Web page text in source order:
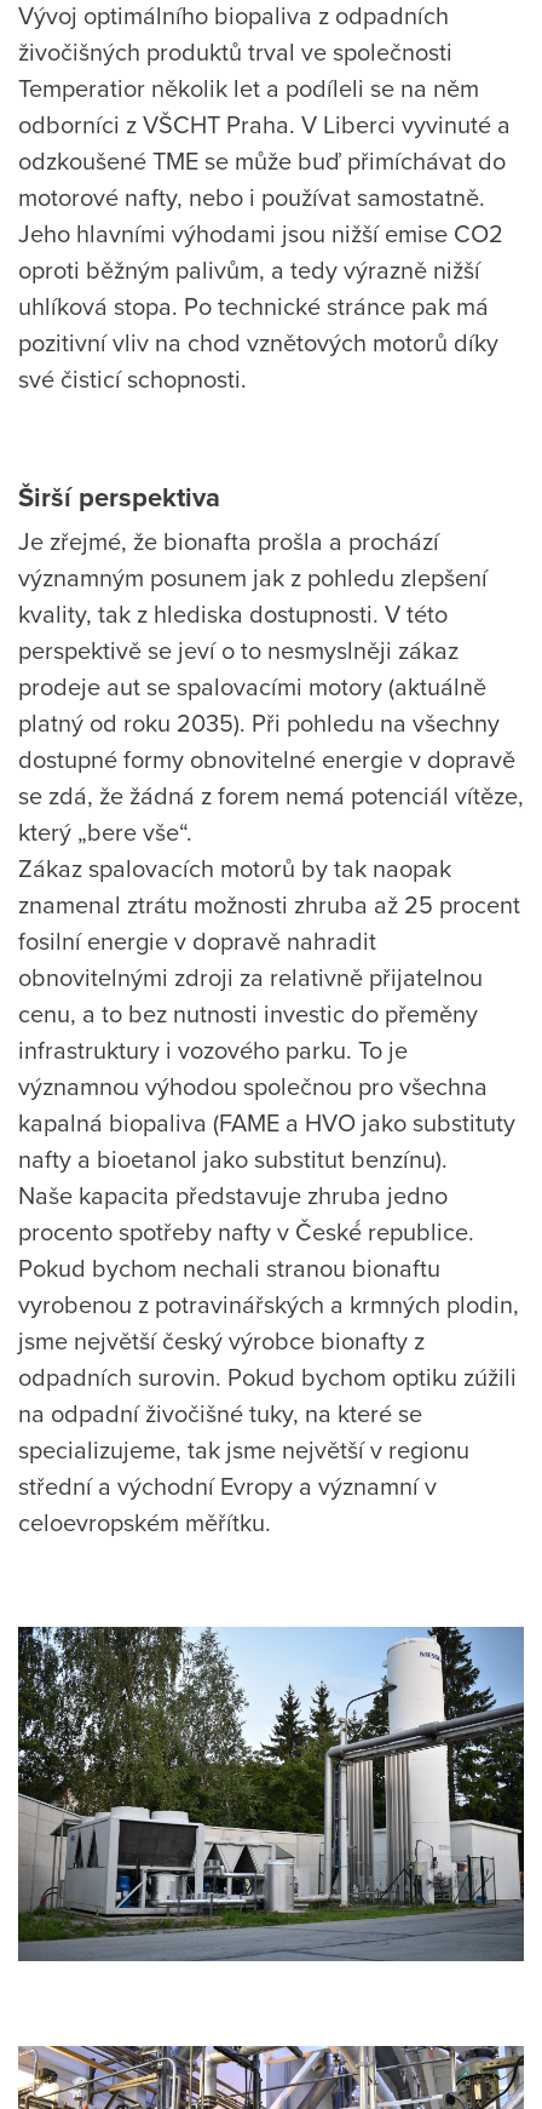
Vývoj optimálního biopaliva z odpadních
živočišných produktů trval ve společnosti
Temperatior několik let a podíleli se na něm
odborníci z VŠCHT Praha. V Liberci vyvinuté a
odzkoušené TME se může buď přimíchávat do
motorové nafty, nebo i používat samostatně.
Jeho hlavními výhodami jsou nižší emise CO2
oproti běžným palivům, a tedy výrazně nižší
uhlíková stopa. Po technické stránce pak má
pozitivní vliv na chod vznětových motorů díky
své čisticí schopnosti.
Širší perspektiva
Je zřejmé, že bionafta prošla a prochází
významným posunem jak z pohledu zlepšení
kvality, tak z hlediska dostupnosti. V této
perspektivě se jeví o to nesmyslněji zákaz
prodeje aut se spalovacími motory (aktuálně
platný od roku 2035). Při pohledu na všechny
dostupné formy obnovitelné energie v dopravě
se zdá, že žádná z forem nemá potenciál vítěze,
který „bere vše“.
Zákaz spalovacích motorů by tak naopak
znamenal ztrátu možnosti zhruba až 25 procent
fosilní energie v dopravě nahradit
obnovitelnými zdroji za relativně přijatelnou
cenu, a to bez nutnosti investic do přeměny
infrastruktury i vozového parku. To je
významnou výhodou společnou pro všechna
kapalná biopaliva (FAME a HVO jako substituty
nafty a bioetanol jako substitut benzínu).
Naše kapacita představuje zhruba jedno
procento spotřeby nafty v České́ republice.
Pokud bychom nechali stranou bionaftu
vyrobenou z potravinářských a krmných plodin,
jsme největší český výrobce bionafty z
odpadních surovin. Pokud bychom optiku zúžili
na odpadní živočišné tuky, na které se
specializujeme, tak jsme největší v regionu
střední a východní Evropy a významní v
celoevropském měřítku.